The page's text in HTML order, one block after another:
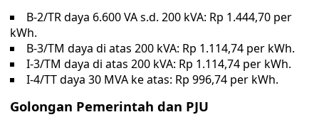
B-2/TR daya 6.600 VA s.d. 200 kVA: Rp 1.444,70 per
kWh.
B-3/TM daya di atas 200 kVA: Rp 1.114,74 per kWh.
I-3/TM daya di atas 200 kVA: Rp 1.114,74 per kWh.
I-4/TT daya 30 MVA ke atas: Rp 996,74 per kWh.
Golongan Pemerintah dan PJU